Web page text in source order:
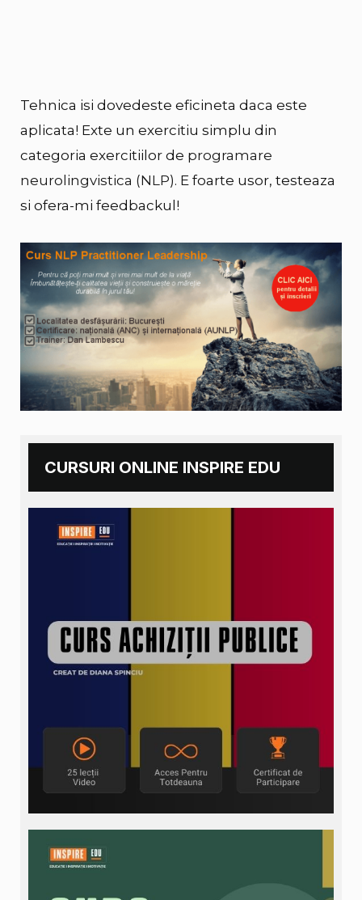
Tehnica isi dovedeste eficineta daca este
aplicata! Exte un exercitiu simplu din
categoria exercitiilor de programare
neurolingvistica (NLP). E foarte usor, testeaza
si ofera-mi feedbackul!
CURSURI ONLINE INSPIRE EDU